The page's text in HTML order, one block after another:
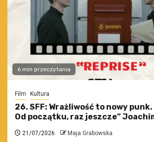
6 min przeczytania
Film Kultura
26. SFF: Wrażliwość to nowy punk.
Od początku, raz jeszcze”
21/07/2026 Maja Grabowska